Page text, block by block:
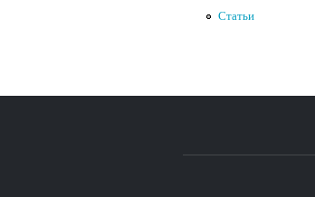
Статьи